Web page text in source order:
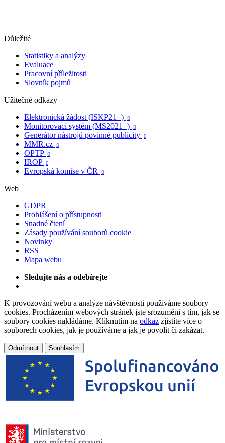
Důležité
Statistiky a analýzy
Evaluace
Pracovní příležitosti
Slovník pojmů
Užitečné odkazy
Elektronická žádost (ISKP21+)

Monitorovací systém (MS2021+) 
Generátor nástrojů povinné publicity 
MMR.cz 
OPTP 
IROP 
Evropská komise v ČR 
Web
GDPR
Prohlášení o přístupnosti
Snadné čtení
Zásady používání souborů cookie
Novinky
RSS
Mapa webu
Sledujte nás a odebírejte
K provozování webu a analýze návštěvnosti používáme soubory
cookies. Procházením webových stránek jste srozuměni s tím, jak se
soubory cookies nakládáme. Kliknutím na odkaz zjistíte více o
souborech cookies, jak je používáme a jak je povolit či zakázat.
Odmítnout Souhlasím